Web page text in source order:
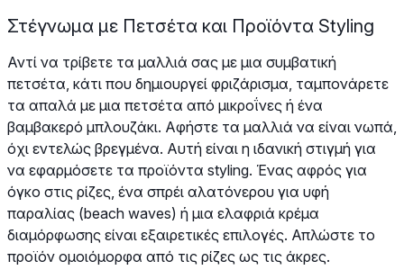
Στέγνωμα με Πετσέτα και Προϊόντα Styling
Αντί να τρίβετε τα μαλλιά σας με μια συμβατική
πετσέτα, κάτι που δημιουργεί φριζάρισμα, ταμπονάρετε
τα απαλά με μια πετσέτα από μικροΐνες ή ένα
βαμβακερό μπλουζάκι. Αφήστε τα μαλλιά να είναι νωπά,
όχι εντελώς βρεγμένα. Αυτή είναι η ιδανική στιγμή για
να εφαρμόσετε τα προϊόντα styling. Ένας αφρός για
όγκο στις ρίζες, ένα σπρέι αλατόνερου για υφή
παραλίας (beach waves) ή μια ελαφριά κρέμα
διαμόρφωσης είναι εξαιρετικές επιλογές. Απλώστε το
προϊόν ομοιόμορφα από τις ρίζες ως τις άκρες.